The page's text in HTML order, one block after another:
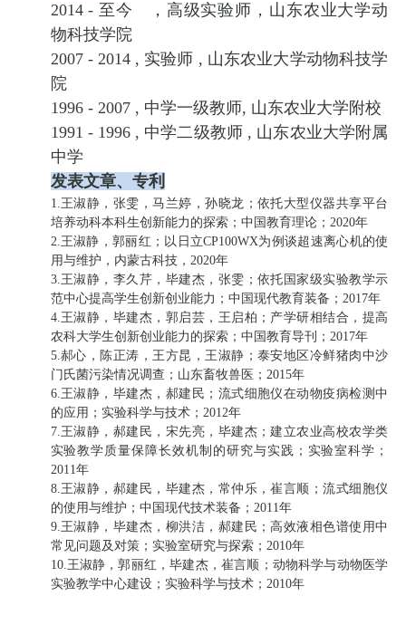
2014 - 至今 ，高级实验师，山东农业大学动
物科技学院
2007 - 2014 , 实验师 , 山东农业大学动物科技学
院
1996 - 2007 , 中学一级教师, 山东农业大学附校
1991 - 1996 , 中学二级教师 , 山东农业大学附属
中学
发表文章、专利
1.王淑静，张雯，马兰婷，孙晓龙；依托大型仪器共享平台
培养动科本科生创新能力的探索；中国教育理论；2020年
2.王淑静，郭丽红；以日立CP100WX为例谈超速离心机的使
用与维护，内蒙古科技，2020年
3.王淑静，李久芹，毕建杰，张雯；依托国家级实验教学示
范中心提高学生创新创业能力；中国现代教育装备；2017年
4.王淑静，毕建杰，郭启芸，王启柏；产学研相结合，提高
农科大学生创新创业能力的探索；中国教育导刊；2017年
5.郝心，陈正涛，王方昆，王淑静；泰安地区冷鲜猪肉中沙
门氏菌污染情况调查；山东畜牧兽医；2015年
6.王淑静，毕建杰，郝建民；流式细胞仪在动物疫病检测中
的应用；实验科学与技术；2012年
7.王淑静，郝建民，宋先亮，毕建杰；建立农业高校农学类
实验教学质量保障长效机制的研究与实践；实验室科学；
2011年
8.王淑静，郝建民，毕建杰，常仲乐，崔言顺；流式细胞仪
的使用与维护；中国现代技术装备；2011年
9.王淑静，毕建杰，柳洪洁，郝建民；高效液相色谱使用中
常见问题及对策；实验室研究与探索；2010年
10.王淑静，郭丽红，毕建杰，崔言顺；动物科学与动物医学
实验教学中心建设；实验科学与技术；2010年